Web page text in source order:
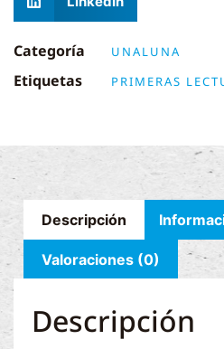
Categoría UNALUNA
Etiquetas PRIMERAS
Descripción
Valoraciones (0)
Descripción